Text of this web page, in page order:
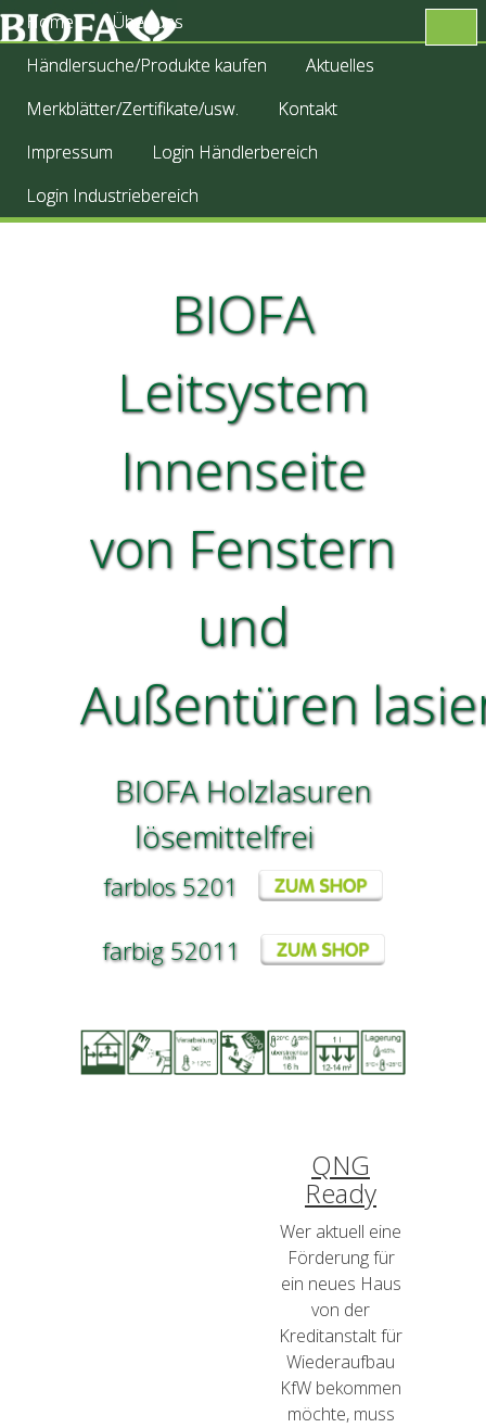
Home
Über uns
Händlersuche/Produkte kaufen
Aktuelles
Merkblätter/Zertifikate/usw.
Kontakt
Impressum
Login Händlerbereich
Login Industriebereich
BIOFA
Leitsystem
Innenseite
von Fenstern
und
Außentüren
BIOFA Holzlasuren
lösemittelfrei
farblos 5201
farbig 52011
QNG
Ready
Wer aktuell eine
Förderung für
ein neues Haus
von der
Kreditanstalt für
Wiederaufbau
KfW bekommen
möchte, muss